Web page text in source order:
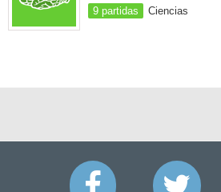
9 partidas Ciencias